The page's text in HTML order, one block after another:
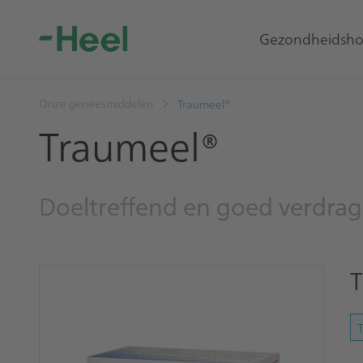
Onze geneesmiddelen Traumeel®
Traumeel®
Doeltreffend en goed